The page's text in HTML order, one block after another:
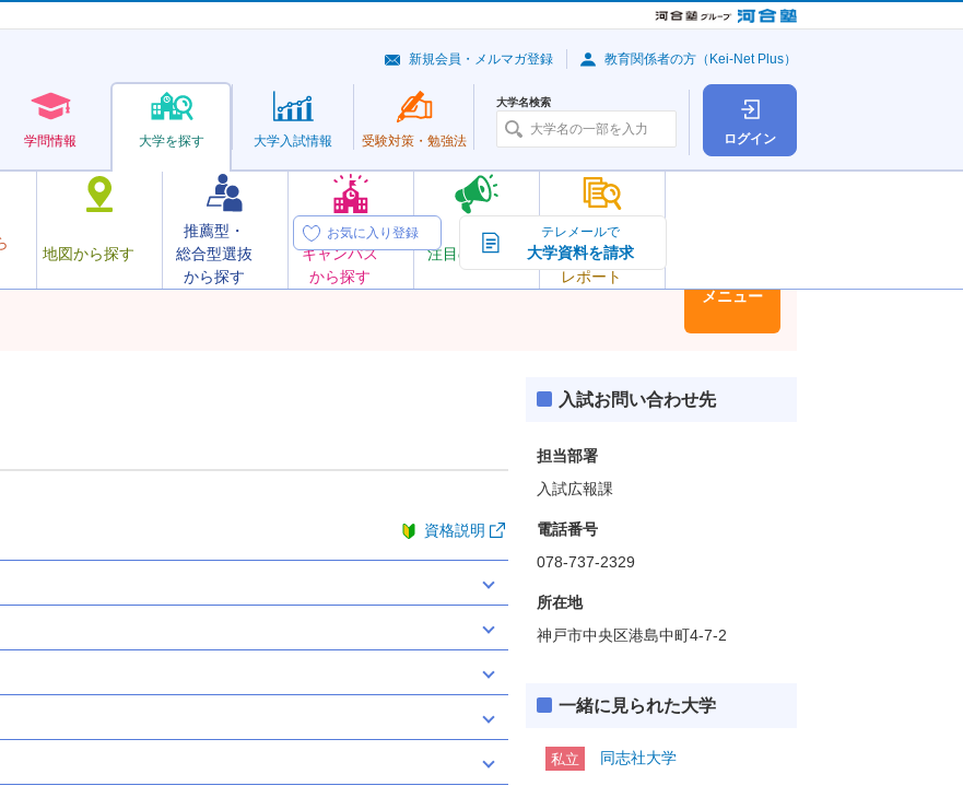
ログイン
学問情報 大学を探す
地図から探す
推薦型・
総合型選抜
から探す
オープン
キャンパス
から探す
注目の大学
大学の今
トピック＆
レポート
大学入試情報 受験対策・ 勉強法
大学名検索
新規会員・メルマガ登録 教育関係者の方（Kei-Net Plus）
お気に入り登録 テレメールで
大学資料を請求
メニュー
資格説明
入試お問い合わせ先
担当部署
入試広報課
電話番号
078-737-2329
所在地
神戸市中央区港島中町4-7-2
一緒に見られた大学
私立 同志社大学